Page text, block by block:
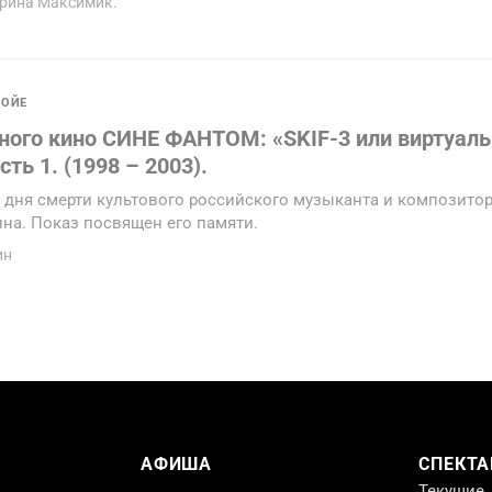
кино СИНЕ ФАНТОМ: «SKIF-3 или
1. (1998 – 2003).
смерти культового российского музыканта и
Показ посвящен его памяти.
АФИША